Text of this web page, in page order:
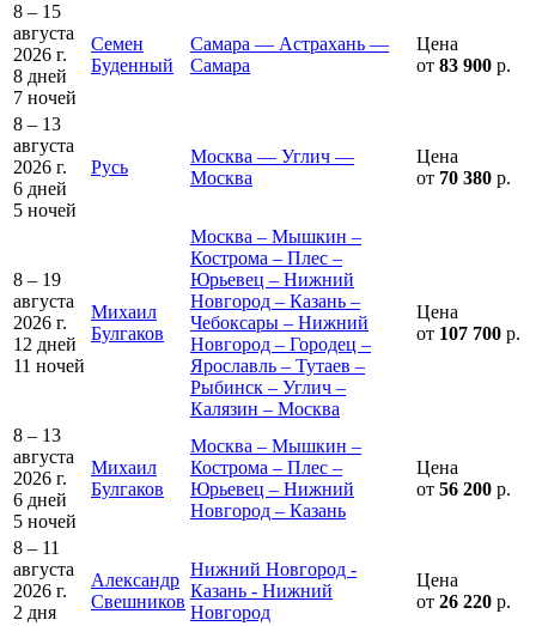
8 – 15
августа
2026 г.
8 дней
7 ночей
Семен
Буденный
Самара — Астрахань —
Самара
Цена
от 83 900 р.
8 – 13
августа
2026 г.
6 дней
5 ночей
Русь
Москва — Углич —
Москва
Цена
от 70 380 р.
8 – 19
августа
2026 г.
12 дней
11 ночей
Михаил
Булгаков
Москва – Мышкин –
Кострома – Плес –
Юрьевец – Нижний
Новгород – Казань –
Чебоксары – Нижний
Новгород – Городец –
Ярославль – Тутаев –
Рыбинск – Углич –
Калязин – Москва
Цена
от 107 700 р.
8 – 13
августа
2026 г.
6 дней
5 ночей
Михаил
Булгаков
Москва – Мышкин –
Кострома – Плес –
Юрьевец – Нижний
Новгород – Казань
Цена
от 56 200 р.
8 – 11
августа
2026 г.
2 дня
Александр
Свешников
Нижний Новгород -
Казань - Нижний
Новгород
Цена
от 26 220 р.